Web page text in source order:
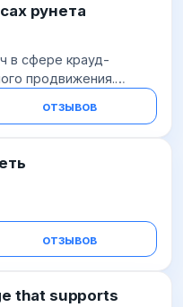
рунета
в сфере крауд-
продвижения.
комментарии,
и другую
отзывов
отзывов
that supports